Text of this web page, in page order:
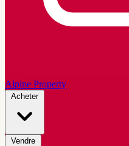
Alpine Property
Acheter
Vendre